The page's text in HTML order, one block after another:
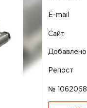
E-mail
Сайт
Добавлено
Репост
№ 1062068